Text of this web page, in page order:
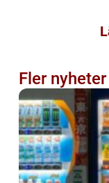
Fler nyheter